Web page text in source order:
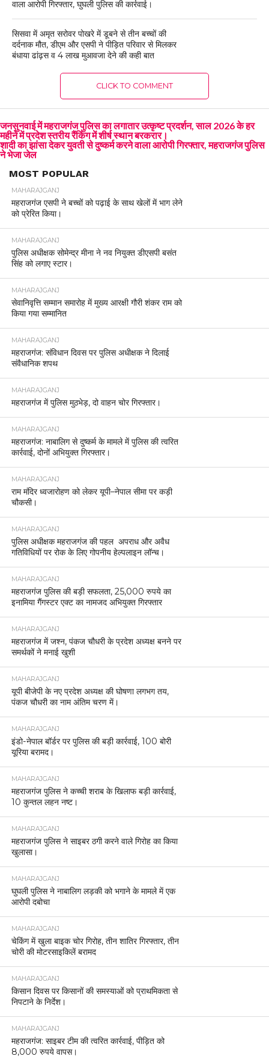
वाला आरोपी गिरफ्तार, घुघली पुलिस की कार्रवाई।
सिसवा में अमृत सरोवर पोखरे में डूबने से तीन बच्चों की
दर्दनाक मौत, डीएम और एसपी ने पीड़ित परिवार से मिलकर
बंधाया ढांढ़स व 4 लाख मुआवजा देने की कही बात
CLICK TO COMMENT
जनसुनवाई में महराजगंज पुलिस का लगातार उत्कृष्ट प्रदर्शन, साल 2026 के हर
महीने में प्रदेश स्तरीय रैंकिंग में शीर्ष स्थान बरकरार।
शादी का झांसा देकर युवती से दुष्कर्म करने वाला आरोपी गिरफ्तार, महराजगंज पुलिस
ने भेजा जेल
MOST POPULAR
MAHARAJGANJ
महराजगंज एसपी ने बच्चों को पढ़ाई के साथ खेलों में भाग लेने
को प्रेरित किया।
MAHARAJGANJ
पुलिस अधीक्षक सोमेन्द्र मीना ने नव नियुक्त डीएसपी बसंत
सिंह को लगाए स्टार।
MAHARAJGANJ
सेवानिवृत्ति सम्मान समारोह में मुख्य आरक्षी गौरी शंकर राम को
किया गया सम्मानित
MAHARAJGANJ
महराजगंज: संविधान दिवस पर पुलिस अधीक्षक ने दिलाई
संवैधानिक शपथ
MAHARAJGANJ
महराजगंज में पुलिस मुठभेड़, दो वाहन चोर गिरफ्तार।
MAHARAJGANJ
महराजगंज: नाबालिग से दुष्कर्म के मामले में पुलिस की त्वरित
कार्रवाई, दोनों अभियुक्त गिरफ्तार।
MAHARAJGANJ
राम मंदिर ध्वजारोहण को लेकर यूपी–नेपाल सीमा पर कड़ी
चौकसी।
MAHARAJGANJ
पुलिस अधीक्षक महराजगंज की पहल अपराध और अवैध
गतिविधियों पर रोक के लिए गोपनीय हेल्पलाइन लॉन्च।
MAHARAJGANJ
महराजगंज पुलिस की बड़ी सफलता, 25,000 रुपये का
इनामिया गैंगस्टर एक्ट का नामजद अभियुक्त गिरफ्तार
MAHARAJGANJ
महराजगंज में जश्न, पंकज चौधरी के प्रदेश अध्यक्ष बनने पर
समर्थकों ने मनाई खुशी
MAHARAJGANJ
यूपी बीजेपी के नए प्रदेश अध्यक्ष की घोषणा लगभग तय,
पंकज चौधरी का नाम अंतिम चरण में।
MAHARAJGANJ
इंडो-नेपाल बॉर्डर पर पुलिस की बड़ी कार्रवाई, 100 बोरी
यूरिया बरामद।
MAHARAJGANJ
महराजगंज पुलिस ने कच्ची शराब के खिलाफ बड़ी कार्रवाई,
10 कुन्तल लहन नष्ट।
MAHARAJGANJ
महराजगंज पुलिस ने साइबर ठगी करने वाले गिरोह का किया
खुलासा।
MAHARAJGANJ
घुघली पुलिस ने नाबालिग लड़की को भगाने के मामले में एक
आरोपी दबोचा
MAHARAJGANJ
चेकिंग में खुला बाइक चोर गिरोह, तीन शातिर गिरफ्तार, तीन
चोरी की मोटरसाइकिलें बरामद
MAHARAJGANJ
किसान दिवस पर किसानों की समस्याओं को प्राथमिकता से
निपटाने के निर्देश।
MAHARAJGANJ
महराजगंज: साइबर टीम की त्वरित कार्रवाई, पीड़ित को
8,000 रुपये वापस।